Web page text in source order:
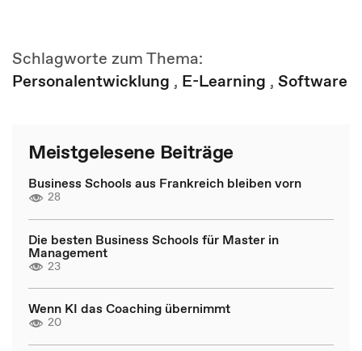
Schlagworte zum Thema:
Personalentwicklung , E-Learning , Software
Meistgelesene Beiträge
Business Schools aus Frankreich bleiben vorn
28
Die besten Business Schools für Master in
Management
23
Wenn KI das Coaching übernimmt
20